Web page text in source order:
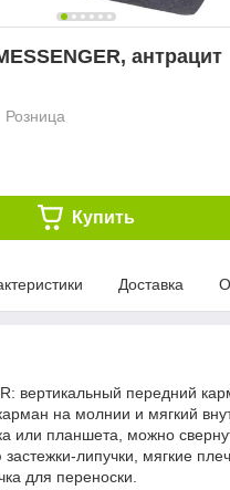
антрацит
Розница
Купить
Доставка
вертикальный передний
на молнии и мягкий
или планшета, можно
липучки, мягкие
для переноски.